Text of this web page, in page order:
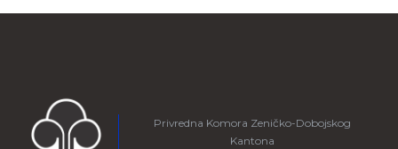
Privredna Komora Zeničko-Dobojskog
Kantona